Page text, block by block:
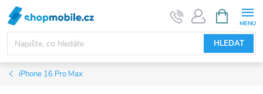
Přejít
na
obsah
HLEDAT
NÁKUPNÍ
KOŠÍK
iPhone 16 Pro Max